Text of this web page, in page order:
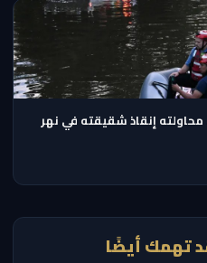
أثناء محاولته إنقاذ شقيقته في نهر
تهمك أيضًا